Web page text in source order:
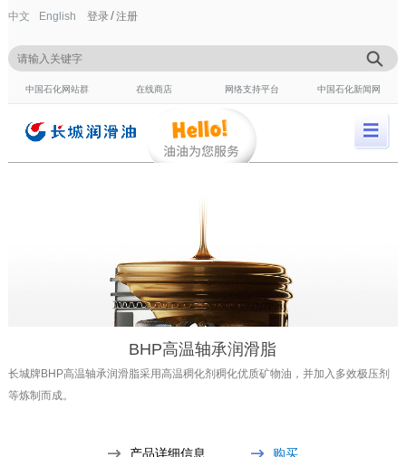
中文 English 登录/注册
中国石化网站群 在线商店 网络支持平台 中国石化新闻网
BHP高温轴承润滑脂
长城牌BHP高温轴承润滑脂采用高温稠化剂稠化优质矿物油，并加入多效极压剂
等炼制而成。
产品详细信息 购买